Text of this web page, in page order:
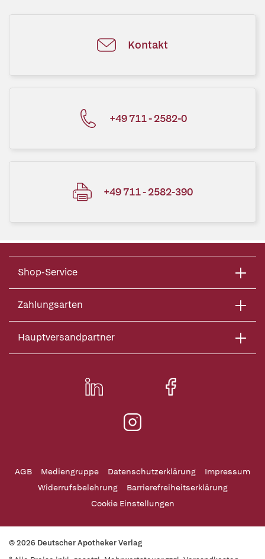
Kontakt
+49 711 - 2582-0
+49 711 - 2582-390
Shop-Service
Zahlungsarten
Hauptversandpartner
AGB Mediengruppe Datenschutzerklärung
Impressum
Widerrufsbelehrung
Barrierefreiheitserklärung
Cookie Einstellungen
© 2026 Deutscher Apotheker Verlag